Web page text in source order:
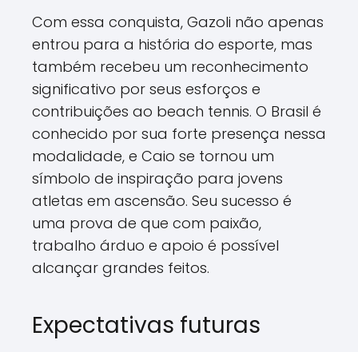
Com essa conquista, Gazoli não apenas
entrou para a história do esporte, mas
também recebeu um reconhecimento
significativo por seus esforços e
contribuições ao beach tennis. O Brasil é
conhecido por sua forte presença nessa
modalidade, e Caio se tornou um
símbolo de inspiração para jovens
atletas em ascensão. Seu sucesso é
uma prova de que com paixão,
trabalho árduo e apoio é possível
alcançar grandes feitos.
Expectativas futuras